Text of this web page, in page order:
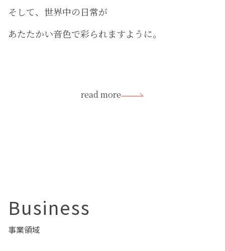
そして、世界中の日常が
あたたかい音色で彩られますように。
read more
Business
事業領域